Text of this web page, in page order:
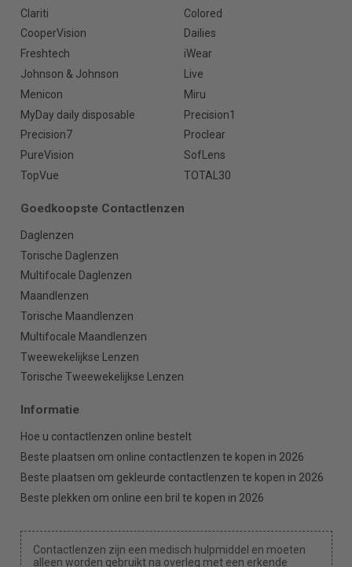
Clariti
Colored
CooperVision
Dailies
Freshtech
iWear
Johnson & Johnson
Live
Menicon
Miru
MyDay daily disposable
Precision1
Precision7
Proclear
PureVision
SofLens
TopVue
TOTAL30
Goedkoopste Contactlenzen
Daglenzen
Torische Daglenzen
Multifocale Daglenzen
Maandlenzen
Torische Maandlenzen
Multifocale Maandlenzen
Tweewekelijkse Lenzen
Torische Tweewekelijkse Lenzen
Informatie
Hoe u contactlenzen online bestelt
Beste plaatsen om online contactlenzen te kopen in 2026
Beste plaatsen om gekleurde contactlenzen te kopen in 2026
Beste plekken om online een bril te kopen in 2026
Contactlenzen zijn een medisch hulpmiddel en moeten
alleen worden gebruikt na overleg met een erkende